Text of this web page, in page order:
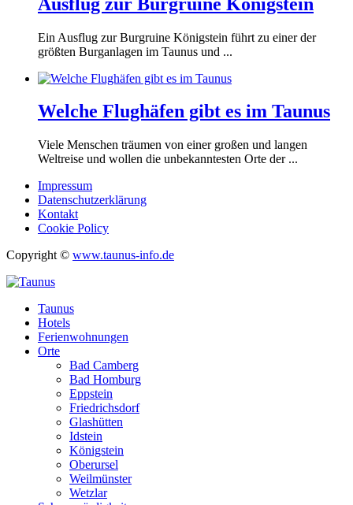
Ein Ausflug zur Burgruine Königstein führt zu einer der
größten Burganlagen im Taunus und ...
Welche Flughäfen gibt es im Taunus
Viele Menschen träumen von einer großen und langen
Weltreise und wollen die unbekanntesten Orte der ...
Impressum
Datenschutzerklärung
Kontakt
Cookie Policy
Copyright © www.taunus-info.de
Taunus
Hotels
Ferienwohnungen
Orte
Bad Camberg
Bad Homburg
Eppstein
Friedrichsdorf
Glashütten
Idstein
Königstein
Oberursel
Weilmünster
Wetzlar